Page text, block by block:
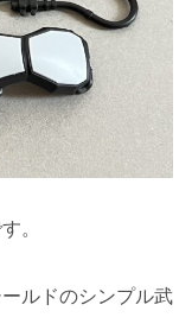
。
ルドのシンプル武